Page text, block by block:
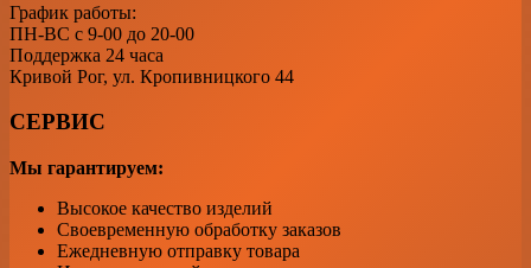
График работы:
ПН-ВС с 9-00 до 20-00
Поддержка 24 часа
Кривой Рог, ул. Кропивницкого 44
СЕРВИС
Мы гарантируем:
Высокое качество изделий
Своевременную обработку заказов
Ежедневную отправку товара